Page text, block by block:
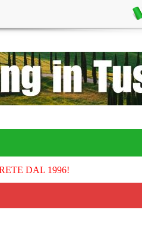
DAL 1996!